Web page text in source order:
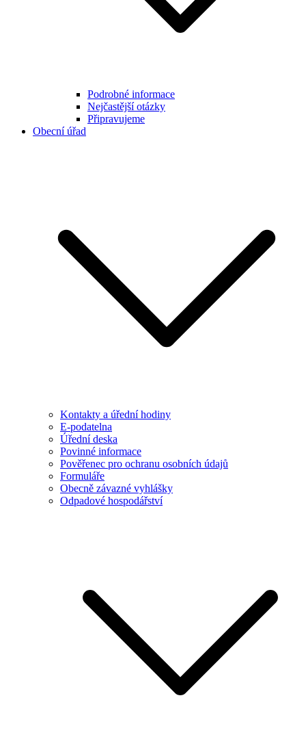
Podrobné informace
Nejčastější otázky
Připravujeme
Obecní úřad
Kontakty a úřední hodiny
E-podatelna
Úřední deska
Povinné informace
Pověřenec pro ochranu osobních údajů
Formuláře
Obecně závazné vyhlášky
Odpadové hospodářství